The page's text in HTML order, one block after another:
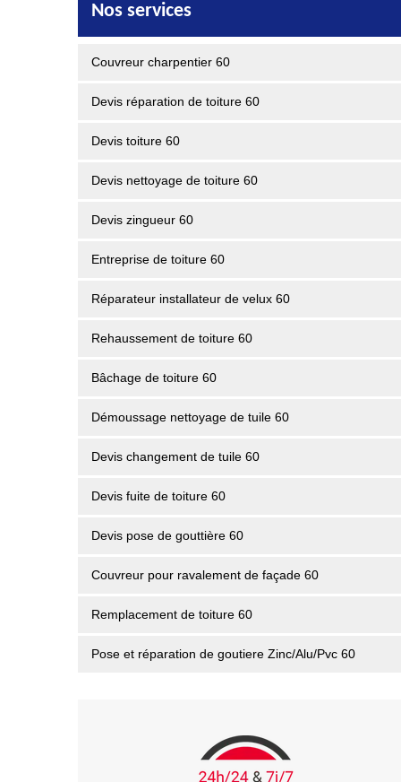
Nos services
Couvreur charpentier 60
Devis réparation de toiture 60
Devis toiture 60
Devis nettoyage de toiture 60
Devis zingueur 60
Entreprise de toiture 60
Réparateur installateur de velux 60
Rehaussement de toiture 60
Bâchage de toiture 60
Démoussage nettoyage de tuile 60
Devis changement de tuile 60
Devis fuite de toiture 60
Devis pose de gouttière 60
Couvreur pour ravalement de façade 60
Remplacement de toiture 60
Pose et réparation de goutiere Zinc/Alu/Pvc 60